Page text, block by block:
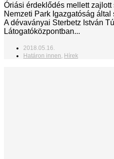
Óriási érdeklődés mellett
Nemzeti Park Igazgatóság
A dévaványai Sterbetz István
Látogatóközpontban...
2018.05.16.
Határon innen, Hírek